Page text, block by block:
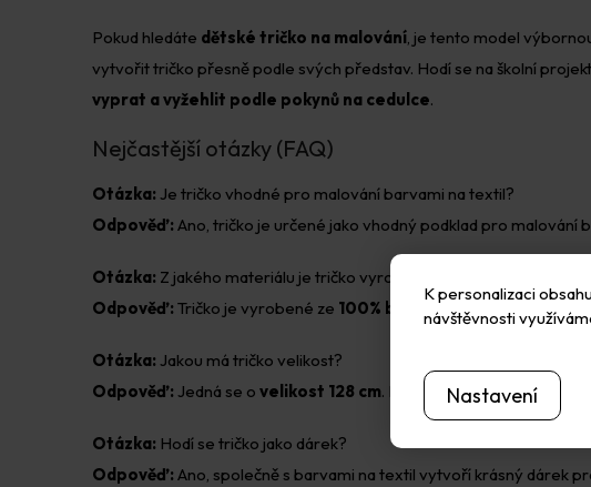
K personalizaci
návštěvnosti
Nastavení
Pokud hledáte dětské tričko na malování , je tento model
vytvořit tričko přesně podle svých představ. Hodí se na školní
vyprat a vyžehlit podle pokynů na cedulce.
Nejčastější otázky (FAQ)
Otázka: Je tričko vhodné pro malování barvami na textil?
Odpověď: Ano, tričko je určené jako vhodný podklad pro
Otázka: Z jakého materiálu je tričko vyrobené?
Odpověď: Tričko je vyrobené ze 100% bavlny.
Otázka: Jakou má tričko velikost?
Odpověď: Jedná se o velikost 128 cm. Rozměry trička jsou přibližně
Otázka: Hodí se tričko jako dárek?
Odpověď: Ano, společně s barvami na textil vytvoří krásný dárek